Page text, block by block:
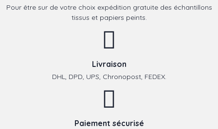
Pour être sur de votre choix expédition gratuite des échantillons
tissus et papiers peints.
Livraison
DHL, DPD, UPS, Chronopost, FEDEX.
Paiement sécurisé